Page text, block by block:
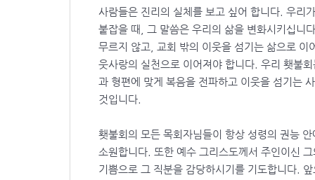
사람들은 진리의 실체를 보고 싶어 합니다. 우리
붙잡을 때, 그 말씀은 우리의 삶을 변화시키십니
무르지 않고, 교회 밖의 이웃을 섬기는 삶으로 이
웃사랑의 실천으로 이어져야 합니다. 우리 횃불
과 형편에 맞게 복음을 전파하고 이웃을 섬기는
것입니다.
횃불회의 모든 목회자님들이 항상 성령의 권능
소원합니다. 또한 예수 그리스도께서 주인이신
기쁨으로 그 직분을 감당하시기를 기도합니다.